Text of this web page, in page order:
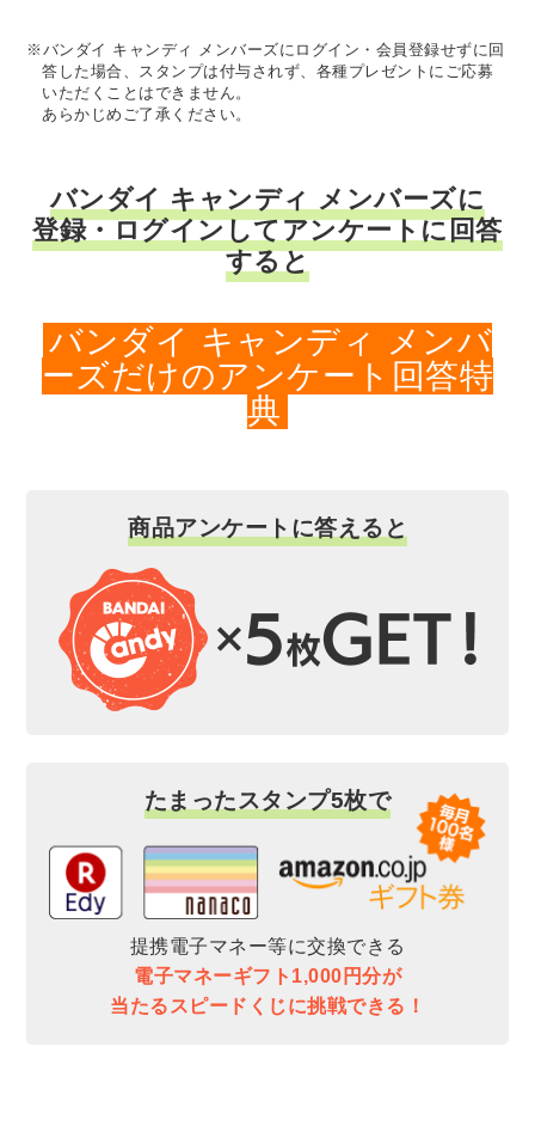
※バンダイ キャンディ メンバーズにログイン・会員登録せずに回
答した場合、スタンプは付与されず、各種プレゼントにご応募
いただくことはできません。
あらかじめご了承ください。
バンダイ キャンディ メンバーズに
登録・ログインしてアンケートに回答
すると
バンダイ キャンディ メンバ
ーズだけのアンケート回答特
典
商品アンケートに答えると
たまったスタンプ5枚で
提携電子マネー等に交換できる
電子マネーギフト1,000円分が
当たるスピードくじに挑戦できる！